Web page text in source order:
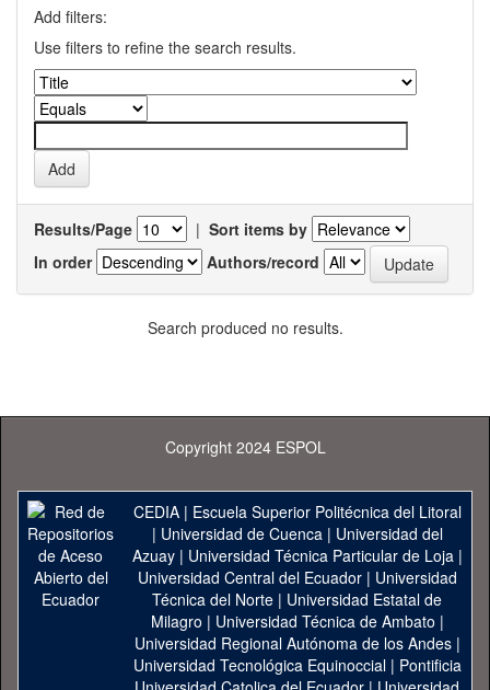
Add filters:
Use filters to refine the search results.
Results/Page | Sort items by
In order
Authors/record
Search produced no results.
Copyright 2024 ESPOL
CEDIA| Escuela Superior Politécnica del Litoral
| Universidad de Cuenca| Universidad del
Azuay| Universidad Técnica Particular de Loja|
Universidad Central del Ecuador| Universidad
Técnica del Norte | Universidad Estatal de
Milagro | Universidad Técnica de Ambato |
Universidad Regional Autónoma de los Andes|
Universidad Tecnológica Equinoccial| Pontificia